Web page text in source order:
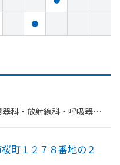
●
科・​放射線科・​呼吸器
町１２７８番地の２